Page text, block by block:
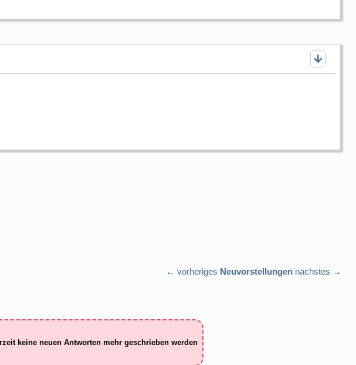
← vorheriges Neuvorstellungen nächstes →
keine neuen Antworten mehr geschrieben werden